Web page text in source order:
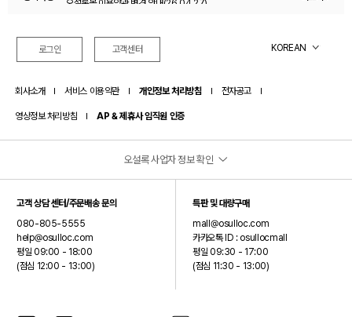
로그인 고객센터 KOREAN
회사소개 서비스 이용약관 개인정보 처리방침 전자공고
영상정보 처리방침 AP & 제휴사 임직원 인증
오설록 사업자 정보 확인
(주)오설록
대표이사: 서혁제
주소: 제주특별자치도 서귀포시 안덕면 신화역사로 15 (오설록 티뮤지엄)
사업자등록번호: 390-87-01499
통신판매업신고번호: 2024-제주안덕-0075
고객 상담 센터/주문배송 문의
080-805-5555
help@osulloc.com
평일 09:00 - 18:00
(점심 12:00 - 13:00)
특판 및 대량구매
mall@osulloc.com
카카오톡 ID : osullocmall
평일 09:30 - 17:00
(점심 11:30 - 13:00)